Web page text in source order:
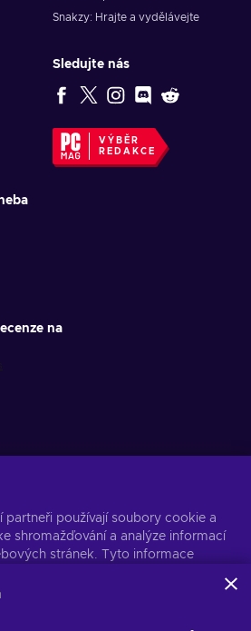
Snakzy: Hrajte a vydělávejte
Sledujte nás
VÝBĚR
REDAKCE
na
nabídky her
Předplatit
odhlásit. Více informací naleznete v
partneři používají soubory cookie a
shromažďování a analýze informací
stránek. Tyto informace
údaje mohou být také použity k
vše“ souhlasíte s používáním